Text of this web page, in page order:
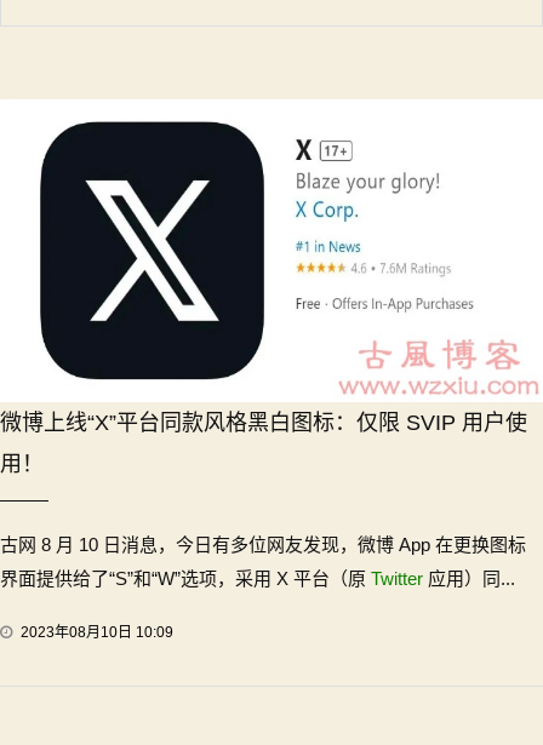
微博上线“X”平台同款风格黑白图标：仅限 SVIP 用户使
用！
古网 8 月 10 日消息，今日有多位网友发现，微博 App 在更换图标
界面提供给了“S”和“W”选项，采用 X 平台（原 Twitter 应用）同...
2023年08月10日 10:09